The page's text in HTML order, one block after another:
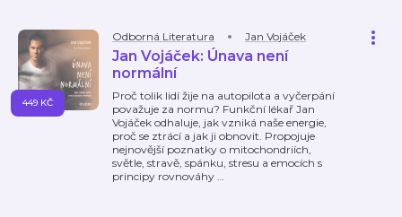
Odborná Literatura Jan Vojáček
Jan Vojáček: Únava není
normální
Proč tolik lidí žije na autopilota a vyčerpání
považuje za normu? Funkční lékař Jan
Vojáček odhaluje, jak vzniká naše energie,
proč se ztrácí a jak ji obnovit. Propojuje
nejnovější poznatky o mitochondriích,
světle, stravě, spánku, stresu a emocích s
principy rovnováhy …
449 KČ